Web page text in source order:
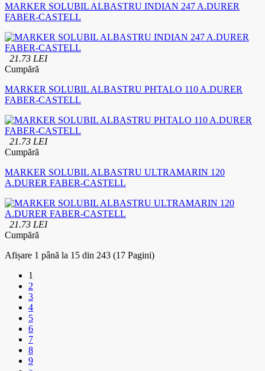
MARKER SOLUBIL ALBASTRU INDIAN 247 A.DURER
FABER-CASTELL
21.73 LEI
Cumpără
MARKER SOLUBIL ALBASTRU PHTALO 110 A.DURER
FABER-CASTELL
21.73 LEI
Cumpără
MARKER SOLUBIL ALBASTRU ULTRAMARIN 120
A.DURER FABER-CASTELL
21.73 LEI
Cumpără
Afișare 1 până la 15 din 243 (17 Pagini)
1
2
3
4
5
6
7
8
9